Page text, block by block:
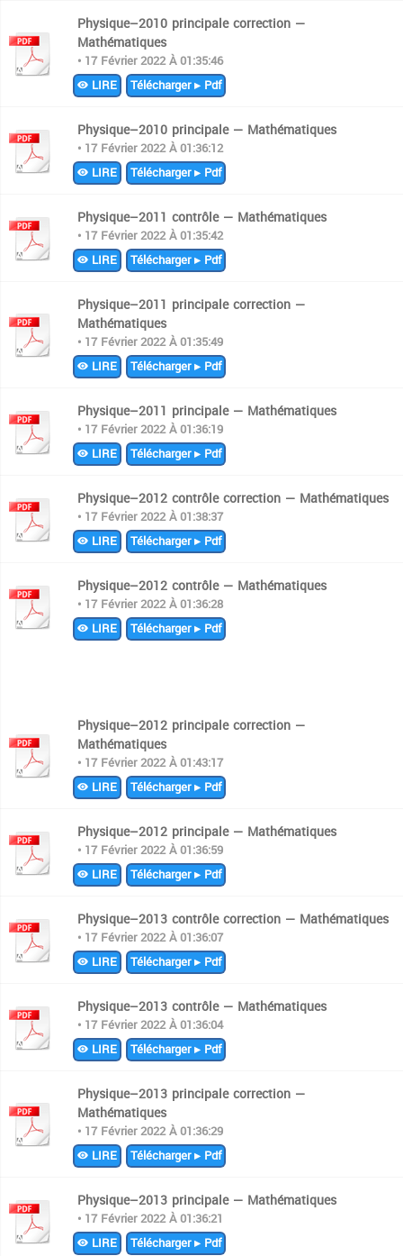
Physique–2010 principale correction —
Mathématiques
• 17 Février 2022 À 01:35:46
LIRE Télécharger ▸ Pdf
Physique–2010 principale — Mathématiques
• 17 Février 2022 À 01:36:12
LIRE Télécharger ▸ Pdf
Physique–2011 contrôle — Mathématiques
• 17 Février 2022 À 01:35:42
LIRE Télécharger ▸ Pdf
Physique–2011 principale correction —
Mathématiques
• 17 Février 2022 À 01:35:49
LIRE Télécharger ▸ Pdf
Physique–2011 principale — Mathématiques
• 17 Février 2022 À 01:36:19
LIRE Télécharger ▸ Pdf
Physique–2012 contrôle correction — Mathématiques
• 17 Février 2022 À 01:38:37
LIRE Télécharger ▸ Pdf
Physique–2012 contrôle — Mathématiques
• 17 Février 2022 À 01:36:28
LIRE Télécharger ▸ Pdf
Physique–2012 principale correction —
Mathématiques
• 17 Février 2022 À 01:43:17
LIRE Télécharger ▸ Pdf
Physique–2012 principale — Mathématiques
• 17 Février 2022 À 01:36:59
LIRE Télécharger ▸ Pdf
Physique–2013 contrôle correction — Mathématiques
• 17 Février 2022 À 01:36:07
LIRE Télécharger ▸ Pdf
Physique–2013 contrôle — Mathématiques
• 17 Février 2022 À 01:36:04
LIRE Télécharger ▸ Pdf
Physique–2013 principale correction —
Mathématiques
• 17 Février 2022 À 01:36:29
LIRE Télécharger ▸ Pdf
Physique–2013 principale — Mathématiques
• 17 Février 2022 À 01:36:21
LIRE Télécharger ▸ Pdf